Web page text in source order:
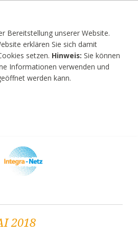
Bereitstellung unserer Website.
erklären Sie sich damit
setzen. Hinweis: Sie können
Informationen verwenden und
werden kann.
2018